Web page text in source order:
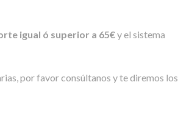
igual ó superior a 65€y el sistema
por favor consúltanos y te diremos los